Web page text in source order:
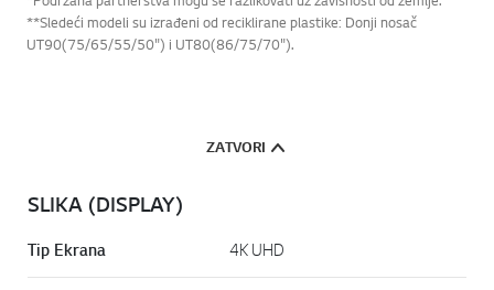
**Sledeći modeli su izrađeni od reciklirane plastike: Donji nosač
UT90(75/65/55/50") i UT80(86/75/70").
ZATVORI
SLIKA (DISPLAY)
Tip Ekrana 4K UHD